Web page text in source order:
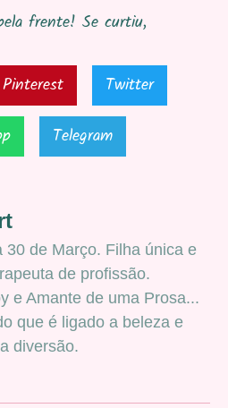
frente! Se curtiu,
Pinterest
Twitter
Telegram
30 de Março. Filha única e
de profissão.
e Amante de uma Prosa...
que é ligado a beleza e
diversão.